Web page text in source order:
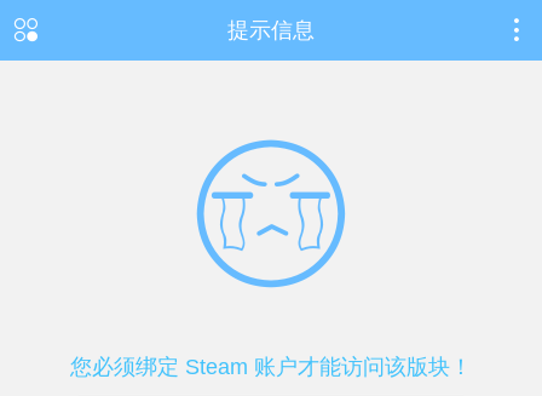
提示信息
您必须绑定 Steam 账户才能访问该版块！